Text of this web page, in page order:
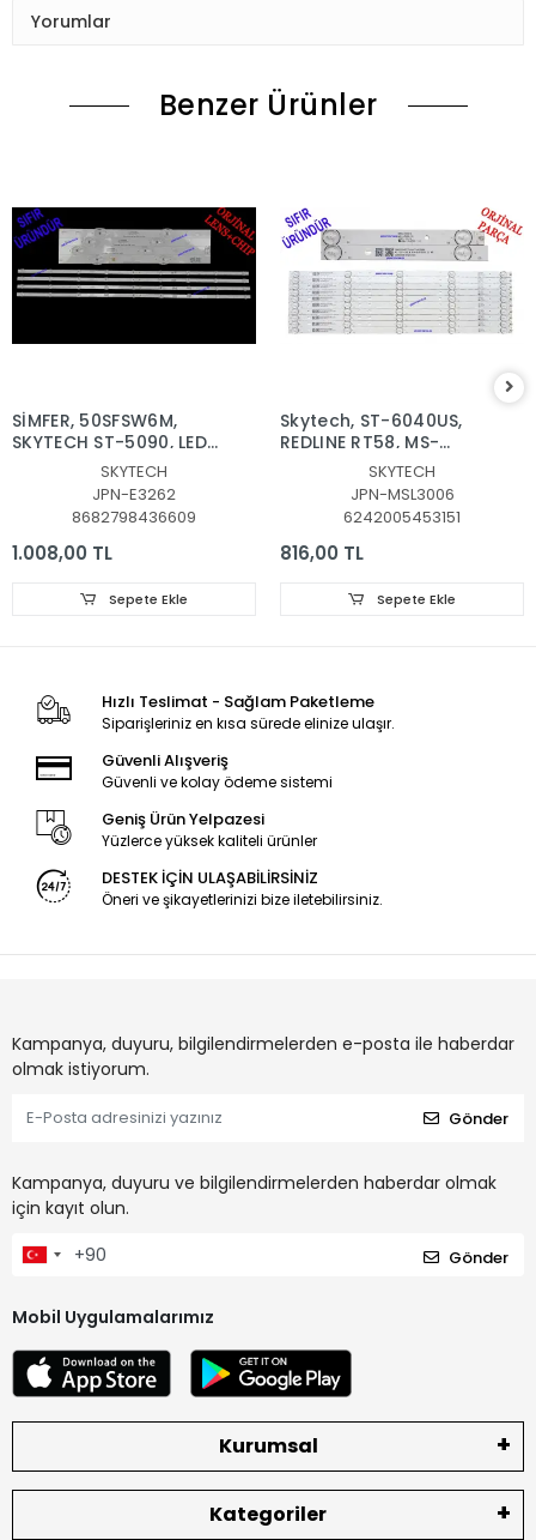
Yorumlar
Benzer Ürünler
SİMFER, 50SFSW6M,
SKYTECH ST-5090, LED
BAR, JL.D50091330-
315CS-M_V03, MS-
L4703, JL.D50091330-
315CS-M_V02
SKYTECH
JPN-E3262
8682798436609
1.008,00 TL
Sepete Ekle
Skytech, ST-6040US, ​​​​​​​
REDLINE RT58, MS-
L3006 V2, Blaupunkt,
BL58245G, PROFİLO,
58PA525EG, LED BAR,
MS-L3006 V2 ,
JL.D58051330-006AS-
CX580DLEDM
SKYTECH
JPN-MSL3006
6242005453151
816,00 TL
Sepete Ekle
Hızlı Teslimat - Sağlam Paketleme
Siparişleriniz en kısa sürede elinize ulaşır.
Güvenli Alışveriş
Güvenli ve kolay ödeme sistemi
Geniş Ürün Yelpazesi
Yüzlerce yüksek kaliteli ürünler
DESTEK İÇİN ULAŞABİLİRSİNİZ
Öneri ve şikayetlerinizi bize iletebilirsiniz.
Kampanya, duyuru, bilgilendirmelerden e-posta ile haberdar
olmak istiyorum.
Gönder
Kampanya, duyuru ve bilgilendirmelerden haberdar olmak
için kayıt olun.
Gönder
Mobil Uygulamalarımız
Kurumsal
Kategoriler